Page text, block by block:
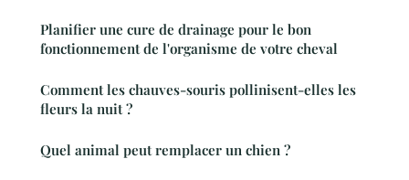
Planifier une cure de drainage pour le bon
fonctionnement de l'organisme de votre cheval
Comment les chauves-souris pollinisent-elles les
fleurs la nuit ?
Quel animal peut remplacer un chien ?